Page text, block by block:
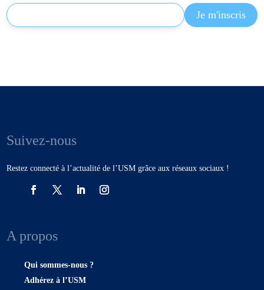
Suivez-nous
Restez connecté à l’actualité de l’USM grâce aux réseaux sociaux !
A propos
Qui sommes-nous ?
Adhérez à l’USM